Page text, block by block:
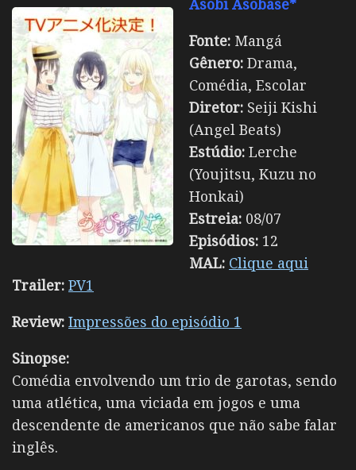
Asobi Asobase*
Fonte: Mangá
Gênero: Drama,
Comédia, Escolar
Diretor: Seiji Kishi
(Angel Beats)
Estúdio: Lerche
(Youjitsu, Kuzu no
Honkai)
Estreia: 08/07
Episódios: 12
MAL: Clique aqui
Trailer: PV1
Review: Impressões do episódio 1
Sinopse:
Comédia envolvendo um trio de garotas, sendo
uma atlética, uma viciada em jogos e uma
descendente de americanos que não sabe falar
inglês.